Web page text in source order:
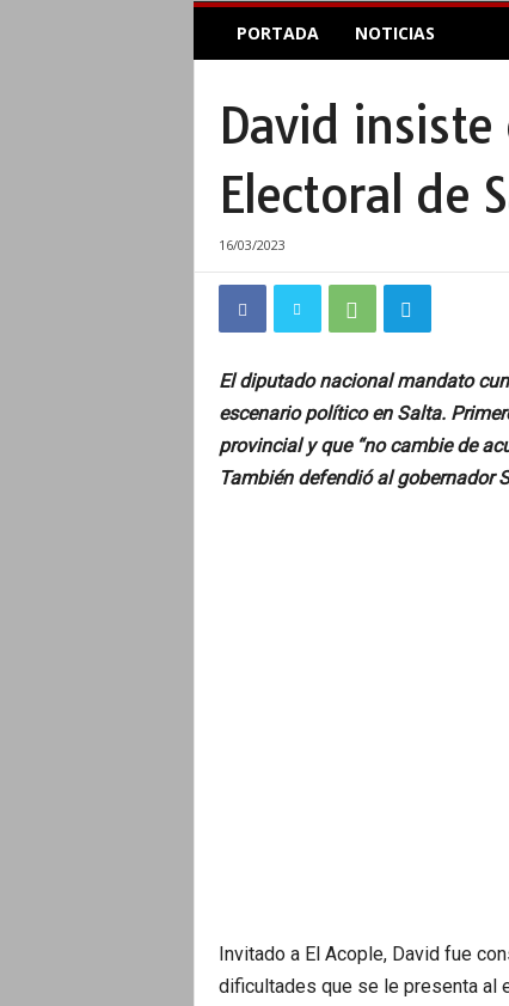
E
A
PORTADA NOTICIAS
David
Electoral de
16/03/2023
El diputado nacional mandato
escenario político en Salta.
provincial y que “no cambie de
También defendió al gobernador
Invitado a El Acople, David fue
dificultades que se le presenta al